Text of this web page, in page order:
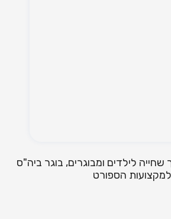
לילדים ומבוגרים, בוגר ביה"ס
למקצועות הספורט